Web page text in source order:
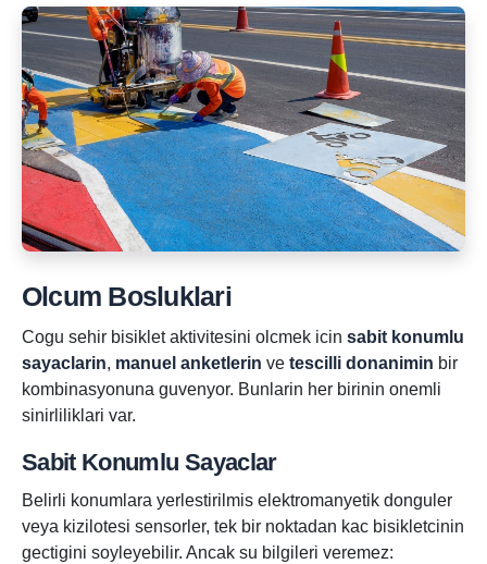
Olcum Bosluklari
Cogu sehir bisiklet aktivitesini olcmek icin sabit konumlu
sayaclarin, manuel anketlerin ve tescilli donanimin bir
kombinasyonuna guvenyor. Bunlarin her birinin onemli
sinirliliklari var.
Sabit Konumlu Sayaclar
Belirli konumlara yerlestirilmis elektromanyetik donguler
veya kizilotesi sensorler, tek bir noktadan kac bisikletcinin
gectigini soyleyebilir. Ancak su bilgileri veremez: